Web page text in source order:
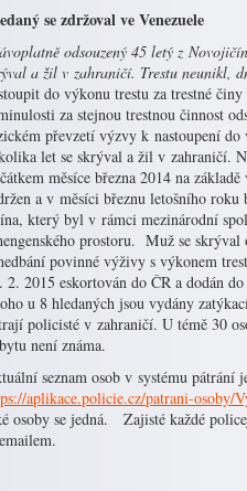
se zdržoval ve Venezuele
odsouzený 45 letý z
a žil v zahraničí. Trestu neunikl,
do výkonu trestu za trestné
za stejnou trestnou činnost
převzetí výzvy k nastoupení
let se skrýval a žil v zahraničí.
měsíce března 2014 na
a v měsíci březnu letošního
který byl v rámci mezinárodní
prostoru. Muž se
povinné výživy s výkonem
2. 2015 eskortován do ČR a dodán
u 8 hledaných jsou vydány
policisté v zahraničí. U témě 30
není známa.
seznam osob v systému
aplikace.policie.cz/patrani-osoby/
osoby se jedná. Zajisté každé